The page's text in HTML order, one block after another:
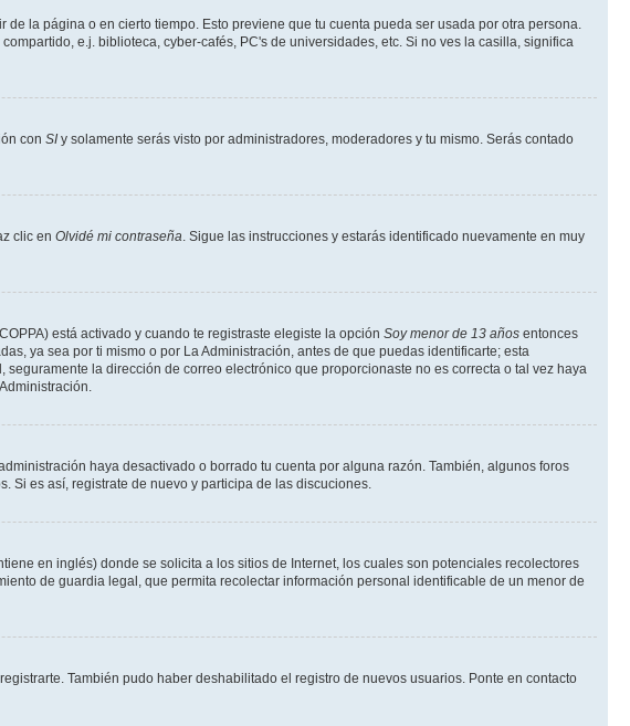
la página o en cierto tiempo. Esto previene que tu cuenta pueda ser usada por otra persona.
e.j. biblioteca, cyber-cafés, PC's de universidades, etc. Si no ves la casilla, significa
con SI y solamente serás visto por administradores, moderadores y tu mismo. Serás contado
clic en Olvidé mi contraseña. Sigue las instrucciones y estarás identificado nuevamente en muy
está activado y cuando te registraste elegiste la opción Soy menor de 13 años entonces
ya sea por ti mismo o por La Administración, antes de que puedas identificarte; esta
la dirección de correo electrónico que proporcionaste no es correcta o tal vez haya
haya desactivado o borrado tu cuenta por alguna razón. También, algunos foros
Si es así, registrate de nuevo y participa de las discuciones.
en inglés) donde se solicita a los sitios de Internet, los cuales son potenciales recolectores
de guardia legal, que permita recolectar información personal identificable de un menor de
También pudo haber deshabilitado el registro de nuevos usuarios. Ponte en contacto